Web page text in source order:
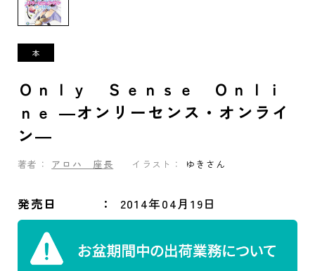
Ｏｎｌｙ Ｓｅｎｓｅ Ｏｎｌｉ
ｎｅ ―オンリーセンス・オンライ
ン―
著者： アロハ 座長 イラスト： ゆきさん
発売日 2014年04月19日